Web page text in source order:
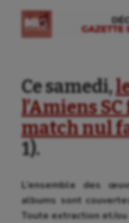
Ce samedi,
l’Amiens
match nul
1).
L’ensemble des
albums sont
Toute extraction et/